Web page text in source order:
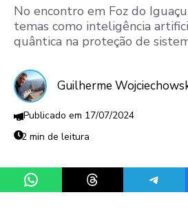
No encontro em Foz do
temas como inteligência
quântica na proteção de
Guilherme
17/07/2024
2 min de leitura
Share on WhatsAppShare on Threads